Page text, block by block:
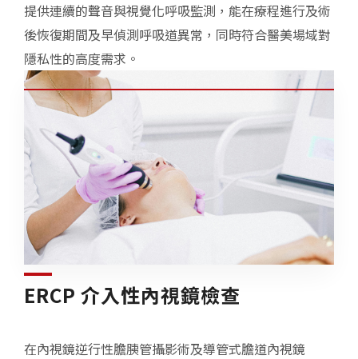
提供連續的聲音與視覺化呼吸監測，能在療程進行及術
後恢復期間及早偵測呼吸道異常，同時符合醫美場域對
隱私性的高度需求。
ERCP 介入性內視鏡檢查
在內視鏡逆行性膽胰管攝影術及導管式膽道內視鏡